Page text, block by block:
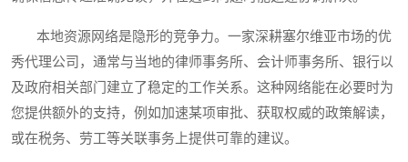
本地资源网络是隐形的竞争力。一家深耕塞尔维亚市场的优
秀代理公司，通常与当地的律师事务所、会计师事务所、银行以
及政府相关部门建立了稳定的工作关系。这种网络能在必要时为
您提供额外的支持，例如加速某项审批、获取权威的政策解读，
或在税务、劳工等关联事务上提供可靠的建议。